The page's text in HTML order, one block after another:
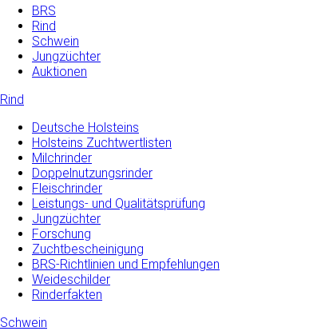
BRS
Rind
Schwein
Jungzüchter
Auktionen
Rind
Deutsche Holsteins
Holsteins Zuchtwertlisten
Milchrinder
Doppelnutzungsrinder
Fleischrinder
Leistungs- und Qualitätsprüfung
Jungzüchter
Forschung
Zuchtbescheinigung
BRS-Richtlinien und Empfehlungen
Weideschilder
Rinderfakten
Schwein